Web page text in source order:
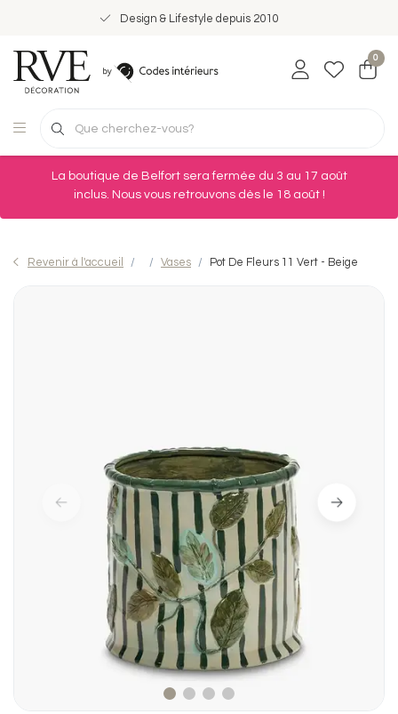
Design & Lifestyle depuis 2010
0
La boutique de Belfort sera fermée du 3 au 17 août
inclus. Nous vous retrouvons dès le 18 août !
Revenir à l'accueil Vases Pot De Fleurs 11 Vert - Beige